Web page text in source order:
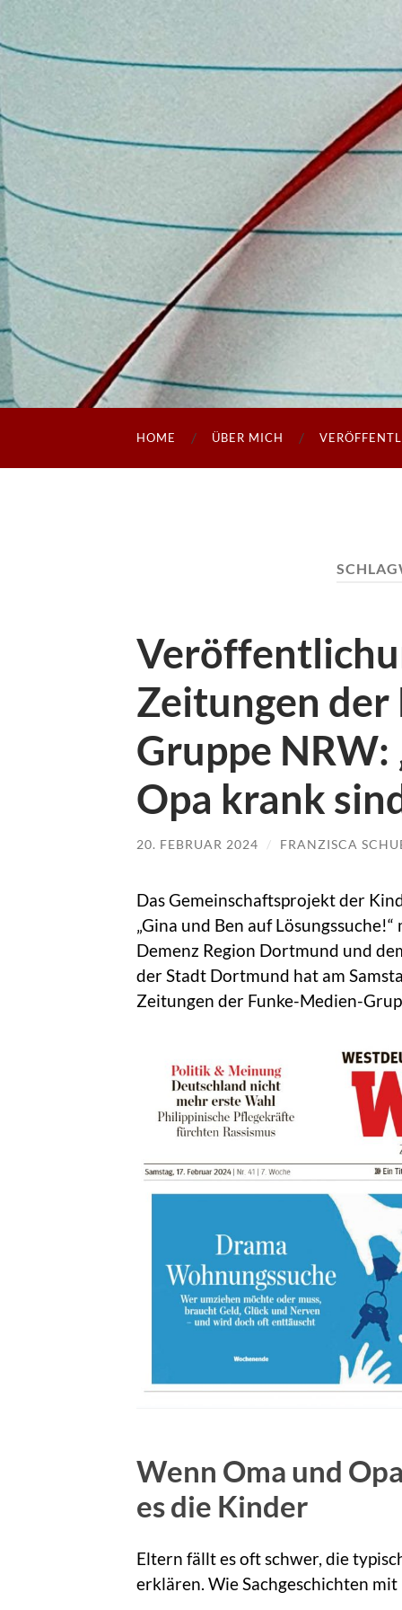
HOME ÜBER MICH
Zeitungen
Gruppe NRW:
Opa krank
20. FEBRUAR 2024 / FRANZISCA
Das Gemeinschaftsprojekt der
„Gina und Ben auf
Demenz Region Dortmund und
der Stadt Dortmund hat am
Zeitungen der Funke-Medien-
Wenn Oma und
es die Kinder
Eltern fällt es oft schwer, die
erklären. Wie Sachgeschichten